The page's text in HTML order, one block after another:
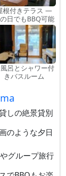
根付きテラス ―
日でもBBQ可能
呂とシャワー付
きバスルーム
しの絶景貸別
のような夕日
グループ旅行